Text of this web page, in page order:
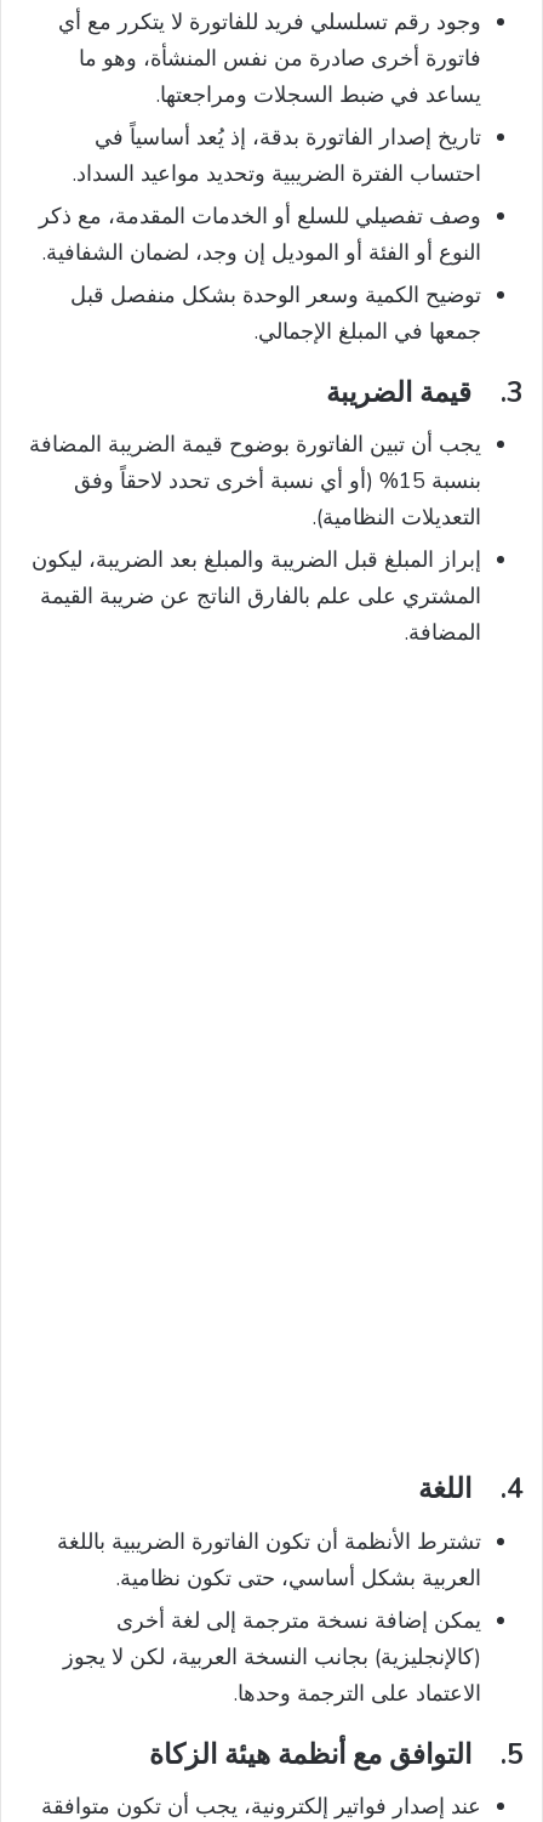
وجود رقم تسلسلي فريد للفاتورة لا يتكرر مع أي
فاتورة أخرى صادرة من نفس المنشأة، وهو ما
يساعد في ضبط السجلات ومراجعتها.
تاريخ إصدار الفاتورة بدقة، إذ يُعد أساسياً في
احتساب الفترة الضريبية وتحديد مواعيد السداد.
وصف تفصيلي للسلع أو الخدمات المقدمة، مع ذكر
النوع أو الفئة أو الموديل إن وجد، لضمان الشفافية.
توضيح الكمية وسعر الوحدة بشكل منفصل قبل
جمعها في المبلغ الإجمالي.
3. قيمة الضريبة
يجب أن تبين الفاتورة بوضوح قيمة الضريبة المضافة
بنسبة 15% (أو أي نسبة أخرى تحدد لاحقاً وفق
التعديلات النظامية).
إبراز المبلغ قبل الضريبة والمبلغ بعد الضريبة، ليكون
المشتري على علم بالفارق الناتج عن ضريبة القيمة
المضافة.
4. اللغة
تشترط الأنظمة أن تكون الفاتورة الضريبية باللغة
العربية بشكل أساسي، حتى تكون نظامية.
يمكن إضافة نسخة مترجمة إلى لغة أخرى
(كالإنجليزية) بجانب النسخة العربية، لكن لا يجوز
الاعتماد على الترجمة وحدها.
5. التوافق مع أنظمة هيئة الزكاة
عند إصدار فواتير إلكترونية، يجب أن تكون متوافقة